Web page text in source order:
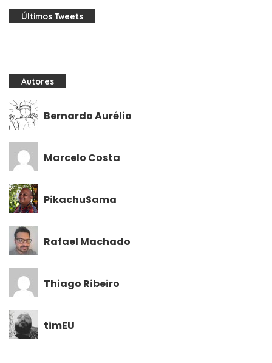
Últimos Tweets
Autores
Bernardo Aurélio
Marcelo Costa
PikachuSama
Rafael Machado
Thiago Ribeiro
timEU